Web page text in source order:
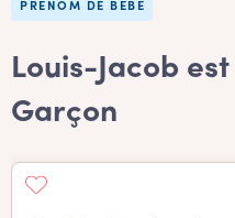
PRÉNOM DE BÉBÉ
Louis-Jacob
Garçon